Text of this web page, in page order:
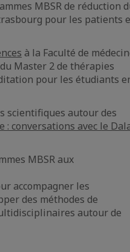
MBSR de réduction
pour les patients
à la Faculté de
Master 2 de thérapies
pour les étudiants
scientifiques autour des
: conversations avec le
MBSR aux
accompagner les
des méthodes de
autour de